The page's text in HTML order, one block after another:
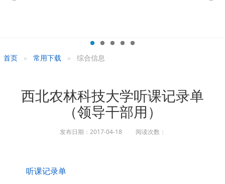
首页 常用下载 综合信息
西北农林科技大学听课记录单
（领导干部用）
发布日期：2017-04-18 阅读次数：
听课记录单